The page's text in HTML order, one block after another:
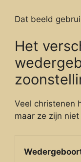
Dat beeld
Het
Veel christenen
maar ze zijn